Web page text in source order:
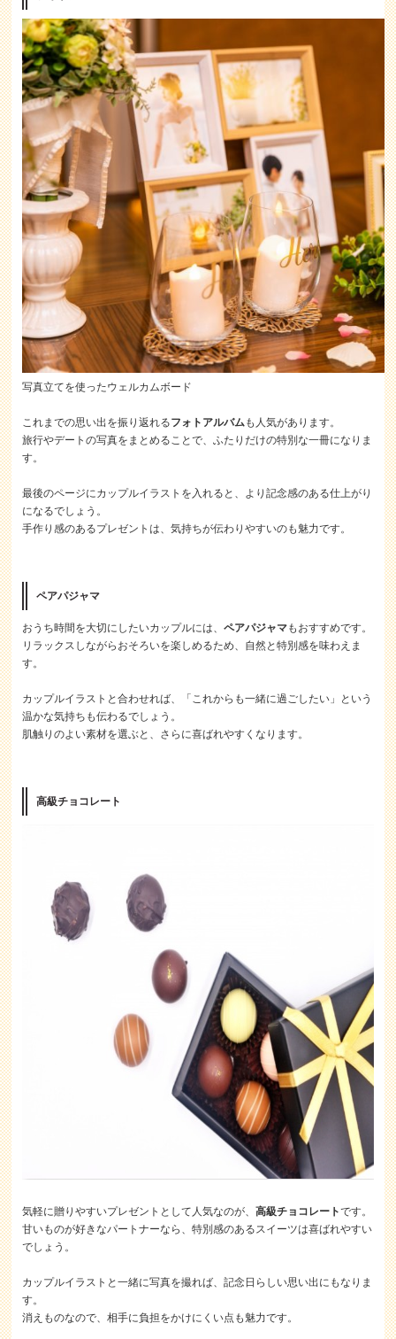
写真立てを使ったウェルカムボード
これまでの思い出を振り返れるフォトアルバムも人気があります。
旅行やデートの写真をまとめることで、ふたりだけの特別な一冊になりま
す。
最後のページにカップルイラストを入れると、より記念感のある仕上がり
になるでしょう。
手作り感のあるプレゼントは、気持ちが伝わりやすいのも魅力です。
ペアパジャマ
おうち時間を大切にしたいカップルには、ペアパジャマもおすすめです。
リラックスしながらおそろいを楽しめるため、自然と特別感を味わえま
す。
カップルイラストと合わせれば、「これからも一緒に過ごしたい」という
温かな気持ちも伝わるでしょう。
肌触りのよい素材を選ぶと、さらに喜ばれやすくなります。
高級チョコレート
気軽に贈りやすいプレゼントとして人気なのが、高級チョコレートです。
甘いものが好きなパートナーなら、特別感のあるスイーツは喜ばれやすい
でしょう。
カップルイラストと一緒に写真を撮れば、記念日らしい思い出にもなりま
す。
消えものなので、相手に負担をかけにくい点も魅力です。